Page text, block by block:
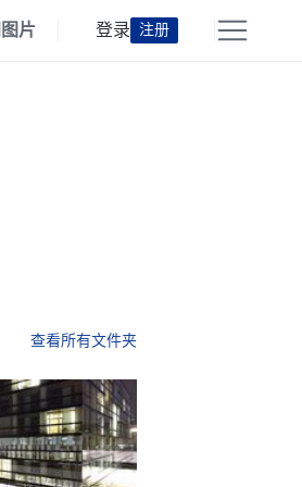
图片 登录 注册
查看所有文件夹